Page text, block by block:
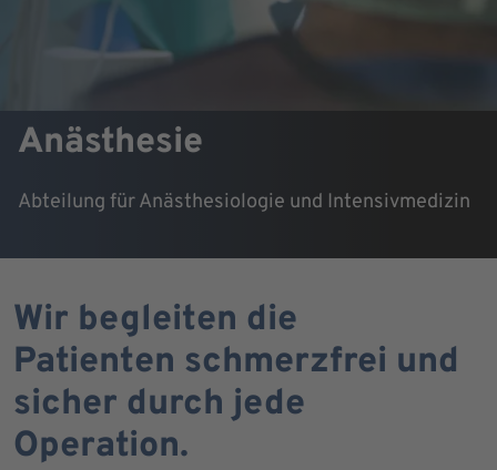
Anästhesie
Abteilung für Anästhesiologie und Intensivmedizin
Wir begleiten die
Patienten schmerzfrei und
sicher durch jede
Operation.